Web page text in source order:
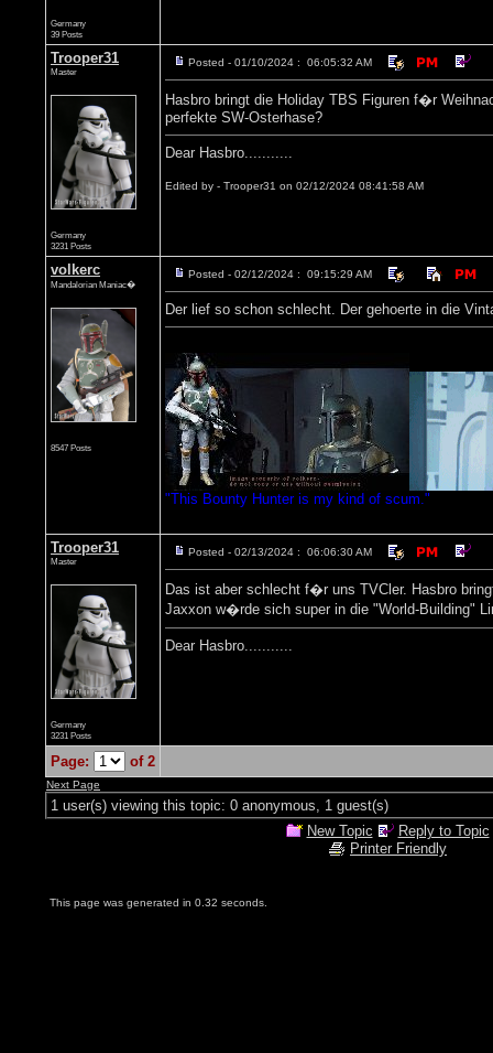
Germany
39 Posts
Trooper31
Master
Germany
3231 Posts
Posted - 01/10/2024 : 06:05:32 AM
Hasbro bringt die Holiday TBS Figuren f�r
perfekte SW-Osterhase?
Dear Hasbro...........
Edited by - Trooper31 on 02/12/2024 08:41:58 AM
volkerc
Mandalorian Maniac�
8547 Posts
Posted - 02/12/2024 : 09:15:29 AM
Der lief so schon schlecht. Der gehoerte in die
"This Bounty Hunter is my kind of scum."
Trooper31
Master
Germany
3231 Posts
Posted - 02/13/2024 : 06:06:30 AM
Das ist aber schlecht f�r uns TVCler. Hasbro
Jaxxon w�rde sich super in die "World-Building"
Dear Hasbro...........
Page: of 2
Next Page
1 user(s) viewing this topic: 0 anonymous, 1 guest(s)
New Topic
Reply to Topic
Printer Friendly
This page was generated in 0.32 seconds.